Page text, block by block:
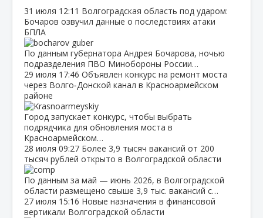
31 июля 12:11 Волгоградская область под ударом:
Бочаров озвучил данные о последствиях атаки
БПЛА
По данным губернатора Андрея Бочарова, ночью
подразделения ПВО Минобороны России…
29 июля 17:46 Объявлен конкурс на ремонт моста
через Волго‑Донской канал в Красноармейском
районе
Город запускает конкурс, чтобы выбрать
подрядчика для обновления моста в
Красноармейском…
28 июля 09:27 Более 3,9 тысяч вакансий от 200
тысяч рублей открыто в Волгоградской области
По данным за май — июнь 2026, в Волгоградской
области размещено свыше 3,9 тыс. вакансий с…
27 июля 15:16 Новые назначения в финансовой
вертикали Волгоградской области